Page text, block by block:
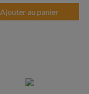
Ajouter au panier